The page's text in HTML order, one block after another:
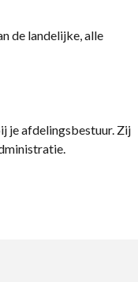
de landelijke, alle
je afdelingsbestuur. Zij